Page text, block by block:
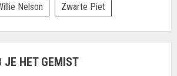
Nelson Zwarte Piet
JE HET GEMIST